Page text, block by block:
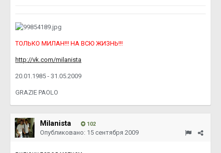
ТОЛЬКО МИЛАН!!! НА ВСЮ ЖИЗНЬ!!!
http://vk.com/milanista
20.01.1985 - 31.05.2009
GRAZIE PAOLO
Milanista 102
Опубликовано: 15 сентября 2009